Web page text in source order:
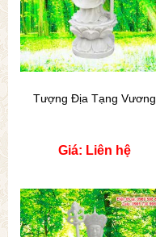
Tượng Địa Tạng Vương
Giá: Liên hệ